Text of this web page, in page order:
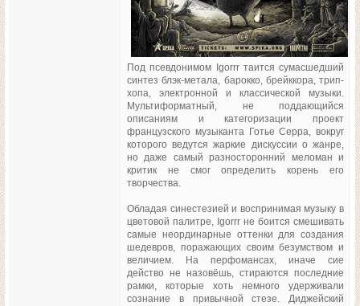
Под псевдонимом Igorrr таится сумасшедший
синтез блэк-метала, барокко, брейккора, трип-
хопа, электронной и классической музыки.
Мультиформатный, не поддающийся
описаниям и категоризации проект
французского музыканта Готье Серра, вокруг
которого ведутся жаркие дискуссии о жанре,
но даже самый разносторонний меломан и
критик не смог определить корень его
творчества.
Обладая синестезией и воспринимая музыку в
цветовой палитре, Igorrr не боится смешивать
самые неординарные оттенки для создания
шедевров, поражающих своим безумством и
величием. На перфомансах, иначе сие
действо не назовёшь, стираются последние
рамки, которые хоть немного удерживали
сознание в привычной стезе. Диджейский